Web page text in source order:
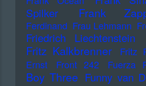
Spilker
Frank
Ferdinand Frau Lehmann
Friedrich Liechtenstein
Fritz Kalkbrenner Fritz
Ernst
Front 242 Fuerza
Boy Three Funny van